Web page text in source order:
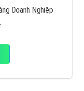
Doanh Nghiệp